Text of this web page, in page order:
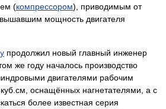
(компрессором), приводимым от
мощность двигателя
продолжил новый главный инженер
же году началось производство
двигателями рабочим
оснащённых нагнетателями, а с
более известная серия